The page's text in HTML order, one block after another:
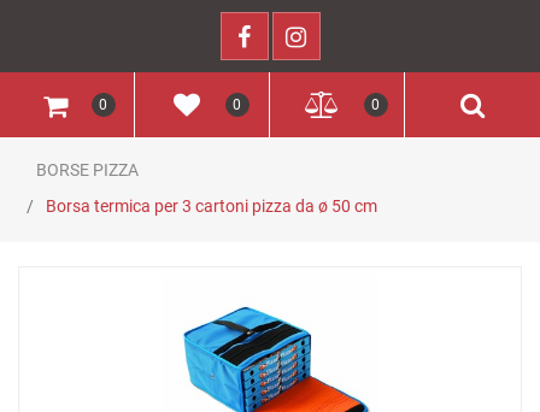
0 0 0
BORSE PIZZA
Borsa termica per 3 cartoni pizza da ø 50 cm